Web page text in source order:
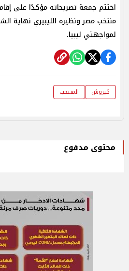
اختتم جمعة تصريحاته مؤكدًا على
منتخب مصر ونظيره الليبيري نهاية
لمواجهتي ليبيا.
كيروش المنتخب
محتوى مدفوع